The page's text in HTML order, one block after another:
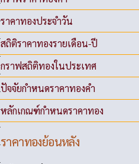
ราคาทองประจำวัน
สถิติราคาทองรายเดือน-ปี
กราฟสถิติทองในประเทศ
ปัจจัยกำหนดราคาทองคำ
หลักเกณฑ์กำหนดราคาทอง
ราคาทองย้อนหลัง